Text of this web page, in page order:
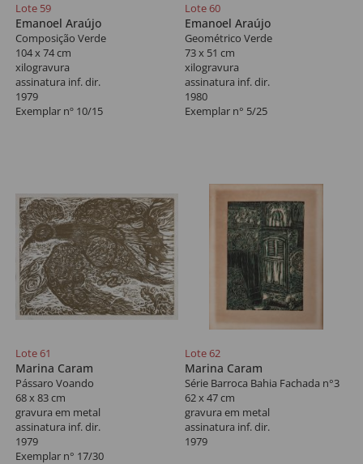
Lote 59
Emanoel Araújo
Composição Verde
104 x 74 cm
xilogravura
assinatura inf. dir.
1979
Exemplar nº 10/15
Lote 60
Emanoel Araújo
Geométrico Verde
73 x 51 cm
xilogravura
assinatura inf. dir.
1980
Exemplar n° 5/25
Lote 61
Marina Caram
Pássaro Voando
68 x 83 cm
gravura em metal
assinatura inf. dir.
1979
Exemplar n° 17/30
Lote 62
Marina Caram
Série Barroca Bahia Fachada n°3
62 x 47 cm
gravura em metal
assinatura inf. dir.
1979